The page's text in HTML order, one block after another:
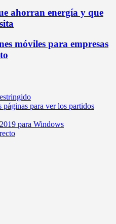
ahorran energía y que
móviles para empresas
para ver los partidos
para Windows